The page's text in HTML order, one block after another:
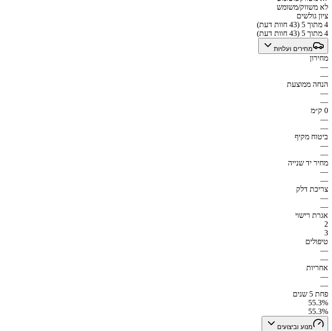
לא משווק/משומש
ציון גולשים
4 מתוך 5 (43 חוות דעת)
4 מתוך 5 (43 חוות דעת)
מחירים ועלויות
מחירון
—
—
הנחה ממוצעת
—
—
0 ק״מ
—
—
ביטוח מקיף
—
—
מחיר יד שנייה
—
—
צריכת דלק
—
—
אגרת רישוי
2
3
טיפולים
—
—
אחריות
—
—
פחת 5 שנים
55.3%
55.3%
מנוע וביצועים